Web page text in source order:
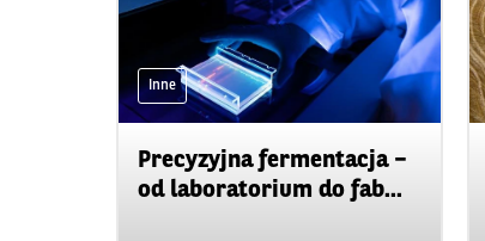
Inne
Precyzyjna fermentacja –
od laboratorium do fab...